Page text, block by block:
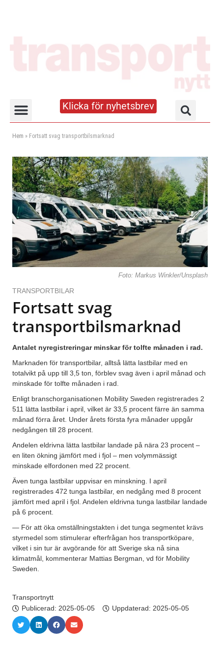
Klicka för nyhetsbrev
Hem » Fortsatt svag transportbilsmarknad
Foto: Markus Winkler/Unsplash
TRANSPORTBILAR
Fortsatt svag
transportbilsmarknad
Antalet nyregistreringar minskar för tolfte månaden i rad.
Marknaden för transportbilar, alltså lätta lastbilar med en
totalvikt på upp till 3,5 ton, förblev svag även i april månad och
minskade för tolfte månaden i rad.
Enligt branschorganisationen Mobility Sweden registrerades 2
511 lätta lastbilar i april, vilket är 33,5 procent färre än samma
månad förra året. Under årets första fyra månader uppgår
nedgången till 28 procent.
Andelen eldrivna lätta lastbilar landade på nära 23 procent –
en liten ökning jämfört med i fjol – men volymmässigt
minskade elfordonen med 22 procent.
Även tunga lastbilar uppvisar en minskning. I april
registrerades 472 tunga lastbilar, en nedgång med 8 procent
jämfört med april i fjol. Andelen eldrivna tunga lastbilar landade
på 6 procent.
— För att öka omställningstakten i det tunga segmentet krävs
styrmedel som stimulerar efterfrågan hos transportköpare,
vilket i sin tur är avgörande för att Sverige ska nå sina
klimatmål, kommenterar Mattias Bergman, vd för Mobility
Sweden.
Transportnytt
Publicerad: 2025-05-05 Uppdaterad: 2025-05-05